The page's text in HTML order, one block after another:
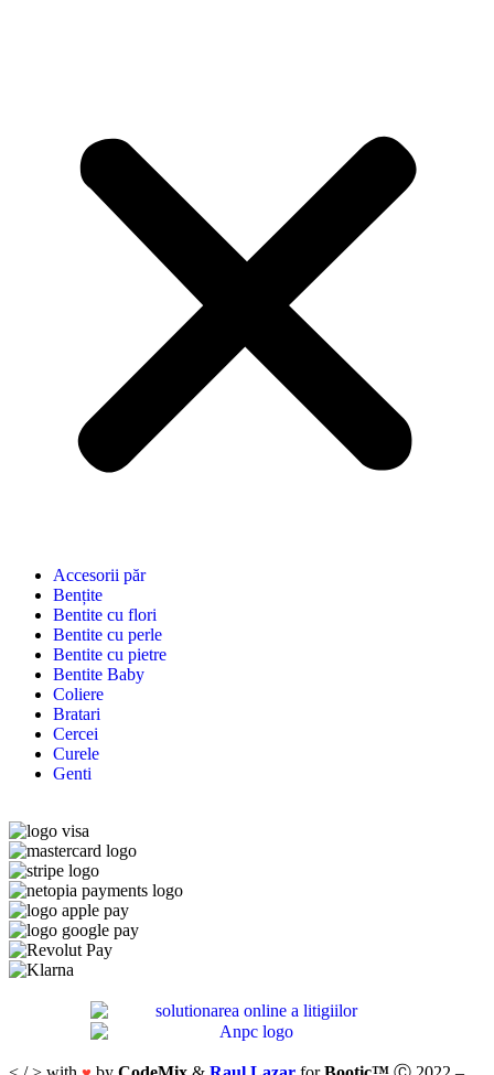
Accesorii păr
Bențite
Bentite cu flori
Bentite cu perle
Bentite cu pietre
Bentite Baby
Coliere
Bratari
Cercei
Curele
Genti